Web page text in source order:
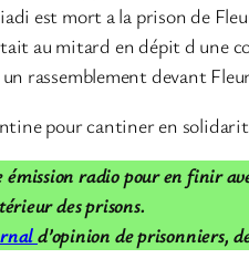
est mort a la prison de
au mitard en dépit d une
rassemblement devant
pour cantiner en
émission radio pour en finir
des prisons.
d’opinion de prisonniers,